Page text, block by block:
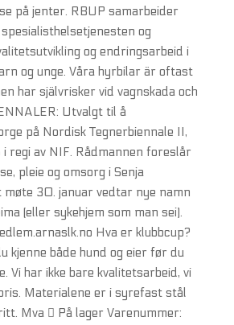
på jenter. RBUP samarbeider
og
og endringsarbeid i
og unge. Våra hyrbilar är oftast
har självrisker vid vagnskada och
Utvalgt til å
på Nordisk Tegnerbiennale II,
i regi av NIF. Rådmannen foreslår
pleie og omsorg i Senja
møte 30. januar vedtar nye namn
(eller sykehjem som man sei).
Hva er klubbcup?
kjenne både hund og eier før du
Vi har ikke bare kvalitetsarbeid, vi
Materialene er i syrefast stål
Mva  På lager Varenummer: